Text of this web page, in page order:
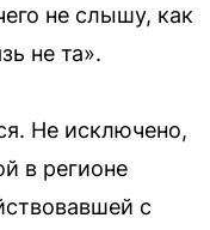
не слышу, как
не та».
Не исключено,
в регионе
с